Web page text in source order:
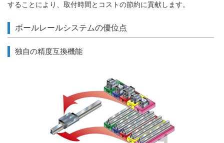
することにより、取付時間とコストの節約に貢献します。
ボールレールシステムの優位点
独自の精度互換機能